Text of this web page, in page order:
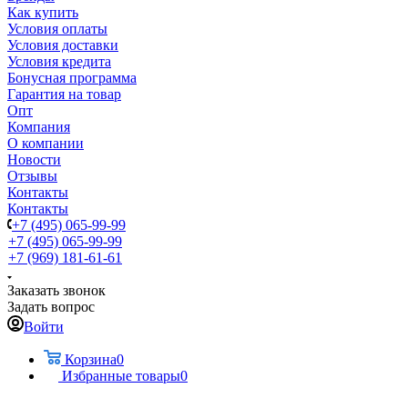
Как купить
Условия оплаты
Условия доставки
Условия кредита
Бонусная программа
Гарантия на товар
Опт
Компания
О компании
Новости
Отзывы
Контакты
Контакты
+7 (495) 065-99-99
+7 (495) 065-99-99
+7 (969) 181-61-61
Заказать звонок
Задать вопрос
Войти
Корзина0
Избранные товары0